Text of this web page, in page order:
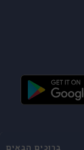
ברוכים הבאים